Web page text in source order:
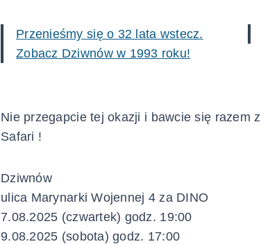
Przenieśmy się o 32 lata wstecz.
Zobacz Dziwnów w 1993 roku!
Nie przegapcie tej okazji i bawcie się razem
Safari !
Dziwnów
ulica Marynarki Wojennej 4 za DINO
7.08.2025 (czwartek) godz. 19:00
9.08.2025 (sobota) godz. 17:00